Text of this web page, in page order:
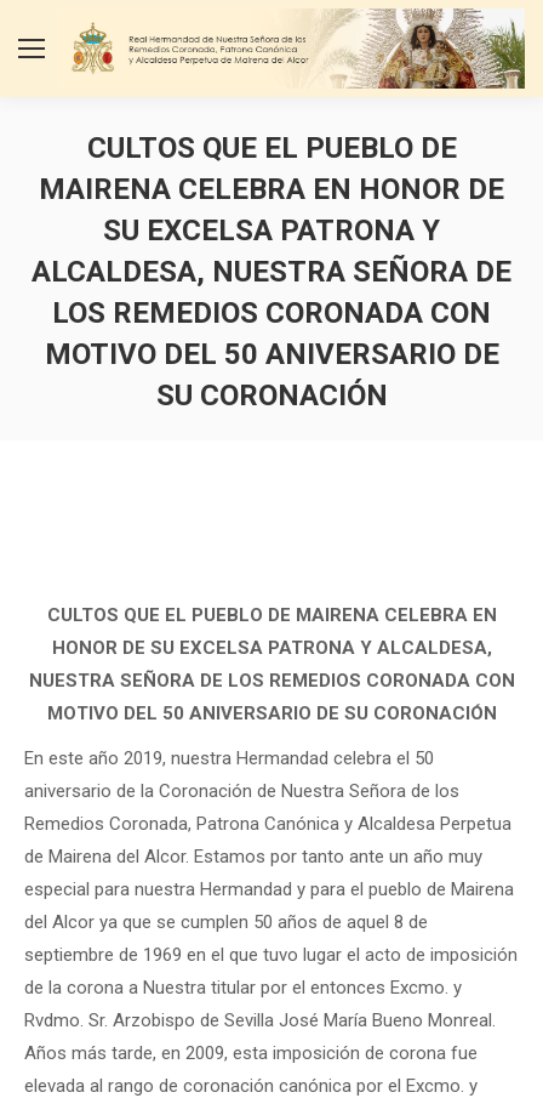
CULTOS QUE EL PUEBLO DE
MAIRENA CELEBRA EN HONOR DE
SU EXCELSA PATRONA Y
ALCALDESA, NUESTRA SEÑORA DE
LOS REMEDIOS CORONADA CON
MOTIVO DEL 50 ANIVERSARIO DE
SU CORONACIÓN
CULTOS QUE EL PUEBLO DE MAIRENA CELEBRA EN
HONOR DE SU EXCELSA PATRONA Y ALCALDESA,
NUESTRA SEÑORA DE LOS REMEDIOS CORONADA CON
MOTIVO DEL 50 ANIVERSARIO DE SU CORONACIÓN
En este año 2019, nuestra Hermandad celebra el 50
aniversario de la Coronación de Nuestra Señora de los
Remedios Coronada, Patrona Canónica y Alcaldesa Perpetua
de Mairena del Alcor. Estamos por tanto ante un año muy
especial para nuestra Hermandad y para el pueblo de Mairena
del Alcor ya que se cumplen 50 años de aquel 8 de
septiembre de 1969 en el que tuvo lugar el acto de imposición
de la corona a Nuestra titular por el entonces Excmo. y
Rvdmo. Sr. Arzobispo de Sevilla José María Bueno Monreal.
Años más tarde, en 2009, esta imposición de corona fue
elevada al rango de coronación canónica por el Excmo. y